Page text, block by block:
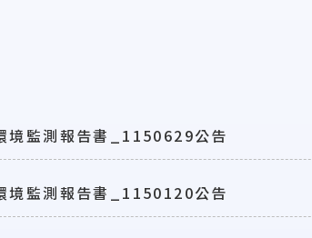
境監測報告書_1150629公告
境監測報告書_1150120公告